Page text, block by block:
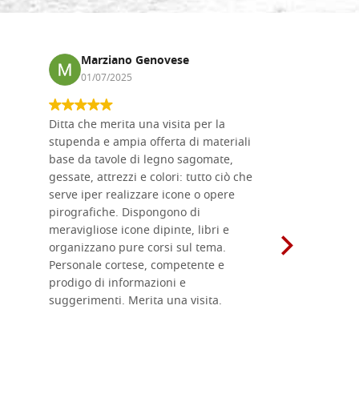
Marziano Genovese
01/07/2025
Ditta che merita una visita per la
stupenda e ampia offerta di materiali
base da tavole di legno sagomate,
gessate, attrezzi e colori: tutto ciò che
serve iper realizzare icone o opere
pirografiche. Dispongono di
meravigliose icone dipinte, libri e
organizzano pure corsi sul tema.
Personale cortese, competente e
prodigo di informazioni e
suggerimenti. Merita una visita.